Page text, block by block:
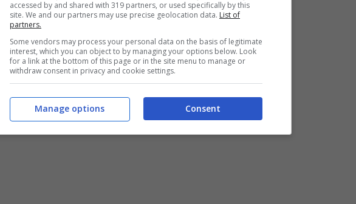
più prestigiosi.
vicino
accessed by and shared with 319 partners, or used specifically by this
site. We and our partners may use precise geolocation data. List of
partners.
Some vendors may process your personal data on the basis of legitimate
interest, which you can object to by managing your options below. Look
for a link at the bottom of this page or in the site menu to manage or
withdraw consent in privacy and cookie settings.
Consent
Manage options